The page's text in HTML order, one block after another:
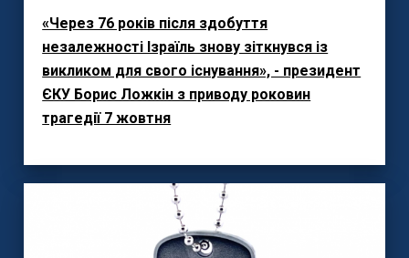
«Через 76 років після здобуття
незалежності Ізраїль знову зіткнувся із
викликом для свого існування», - президент
ЄКУ Борис Ложкін з приводу роковин
трагедії 7 жовтня